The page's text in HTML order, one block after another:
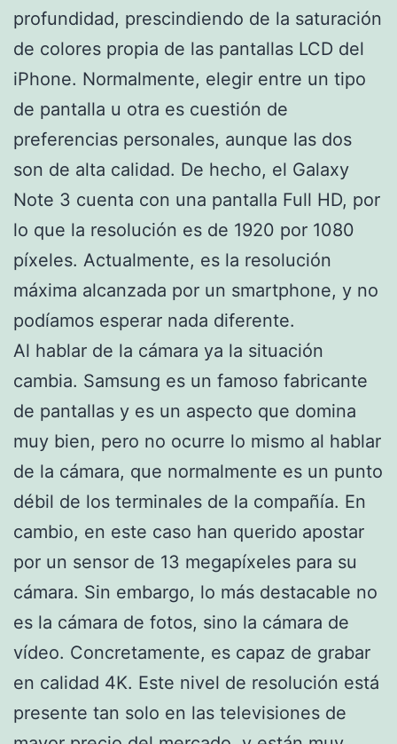
profundidad, prescindiendo de la saturación
de colores propia de las pantallas LCD del
iPhone. Normalmente, elegir entre un tipo
de pantalla u otra es cuestión de
preferencias personales, aunque las dos
son de alta calidad. De hecho, el Galaxy
Note 3 cuenta con una pantalla Full HD, por
lo que la resolución es de 1920 por 1080
píxeles. Actualmente, es la resolución
máxima alcanzada por un smartphone, y no
podíamos esperar nada diferente.
Al hablar de la cámara ya la situación
cambia. Samsung es un famoso fabricante
de pantallas y es un aspecto que domina
muy bien, pero no ocurre lo mismo al hablar
de la cámara, que normalmente es un punto
débil de los terminales de la compañía. En
cambio, en este caso han querido apostar
por un sensor de 13 megapíxeles para su
cámara. Sin embargo, lo más destacable no
es la cámara de fotos, sino la cámara de
vídeo. Concretamente, es capaz de grabar
en calidad 4K. Este nivel de resolución está
presente tan solo en las televisiones de